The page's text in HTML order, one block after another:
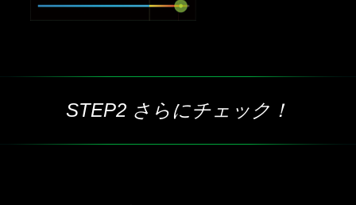
STEP2 さらにチェック！